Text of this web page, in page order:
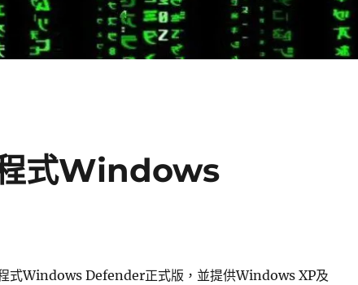
式Windows
式Windows Defender正式版，並提供Windows XP及